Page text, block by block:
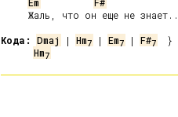
Жаль, что он еще не
Кода:
Dmaj | Hm7 | Em7 | F#7
Hm7